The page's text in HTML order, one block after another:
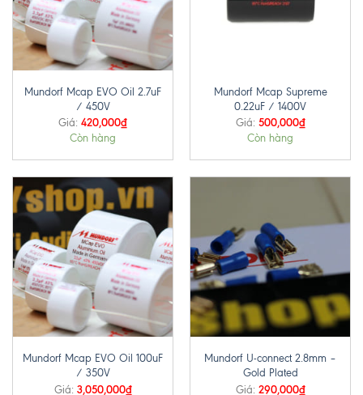
Mundorf Mcap EVO Oil 2.7uF
/ 450V
Giá: 420,000₫
Còn hàng
Mundorf Mcap Supreme
0.22uF / 1400V
Giá: 500,000₫
Còn hàng
Mundorf Mcap EVO Oil 100uF
/ 350V
Giá: 3,050,000₫
Mundorf U-connect 2.8mm –
Gold Plated
Giá: 290,000₫